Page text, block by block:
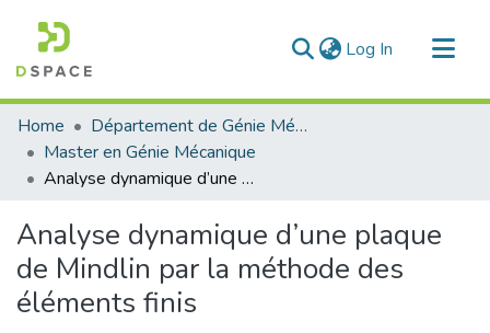
Log In (current)
Communities & Collections
All of DSpace
Statistics
Home
Département de Génie Mécanique
Master en Génie Mécanique
Analyse dynamique d’une plaque de Mindlin par la méthode des éléments finis
Analyse dynamique d’une plaque
de Mindlin par la méthode des
éléments finis